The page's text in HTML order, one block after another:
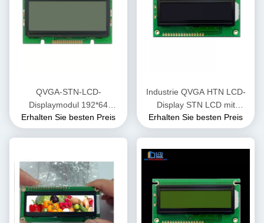
QVGA-STN-LCD-
Displaymodul 192*64
Punktmatrix hochauflösend
Erhalten Sie besten Preis
Industrie QVGA HTN LCD-
Display STN LCD mit
Touchscreen
Erhalten Sie besten Preis